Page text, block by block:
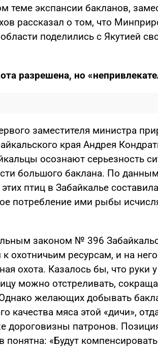
теме экспансии бакланов,
рассказал о том, что
поделились с Якутией
разрешена, но
заместителя министра
края Андрея
осознают серьезность
большого баклана. По
птиц в Забайкалье
потребление ими рыбы
законом № 396
охотничьим ресурсам, и на
охота. Казалось бы, что руки
можно отстреливать,
желающих добывать
качества мяса этой «дичи»,
дороговизны патронов.
понятна: «Будут